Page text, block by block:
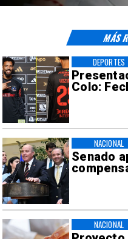
Colo:
DEPORTES
Senado
NACIONAL
NACIONAL
MÁS